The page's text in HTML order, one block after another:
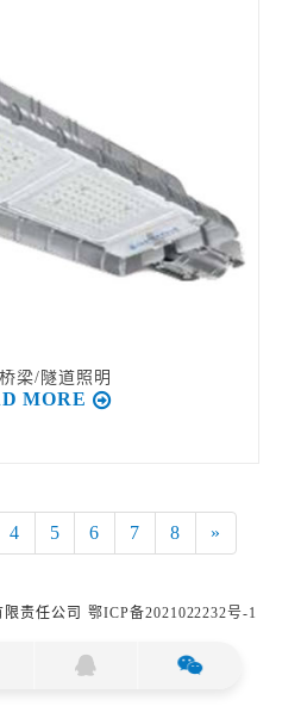
梁/隧道照明
MORE
4 5 6 7 8 »
责任公司 鄂ICP备2021022232号-1